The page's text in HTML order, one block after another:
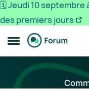
🗓️ Jeudi 10 septembre
des premiers jours
Ouvrir Menu Latéral
Passer au